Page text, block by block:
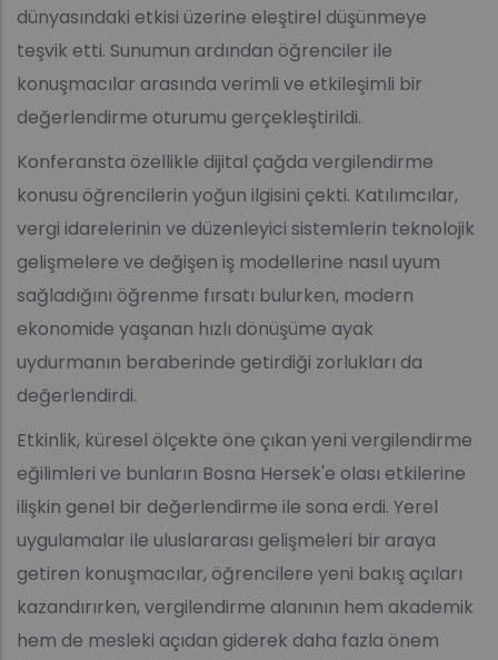
dünyasındaki etkisi üzerine eleştirel düşünmeye
teşvik etti. Sunumun ardından öğrenciler ile
konuşmacılar arasında verimli ve etkileşimli bir
değerlendirme oturumu gerçekleştirildi.
Konferansta özellikle dijital çağda vergilendirme
konusu öğrencilerin yoğun ilgisini çekti. Katılımcılar,
vergi idarelerinin ve düzenleyici sistemlerin teknolojik
gelişmelere ve değişen iş modellerine nasıl uyum
sağladığını öğrenme fırsatı bulurken, modern
ekonomide yaşanan hızlı dönüşüme ayak
uydurmanın beraberinde getirdiği zorlukları da
değerlendirdi.
Etkinlik, küresel ölçekte öne çıkan yeni vergilendirme
eğilimleri ve bunların Bosna Hersek'e olası etkilerine
ilişkin genel bir değerlendirme ile sona erdi. Yerel
uygulamalar ile uluslararası gelişmeleri bir araya
getiren konuşmacılar, öğrencilere yeni bakış açıları
kazandırırken, vergilendirme alanının hem akademik
hem de mesleki açıdan giderek daha fazla önem